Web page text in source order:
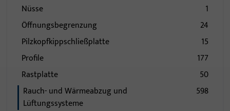
Nüsse
1
Öffnungsbegrenzung
24
Pilzkopfkippschließplatte
15
Profile
177
Rastplatte
50
Rauch- und Wärmeabzug und
Lüftungssysteme
598